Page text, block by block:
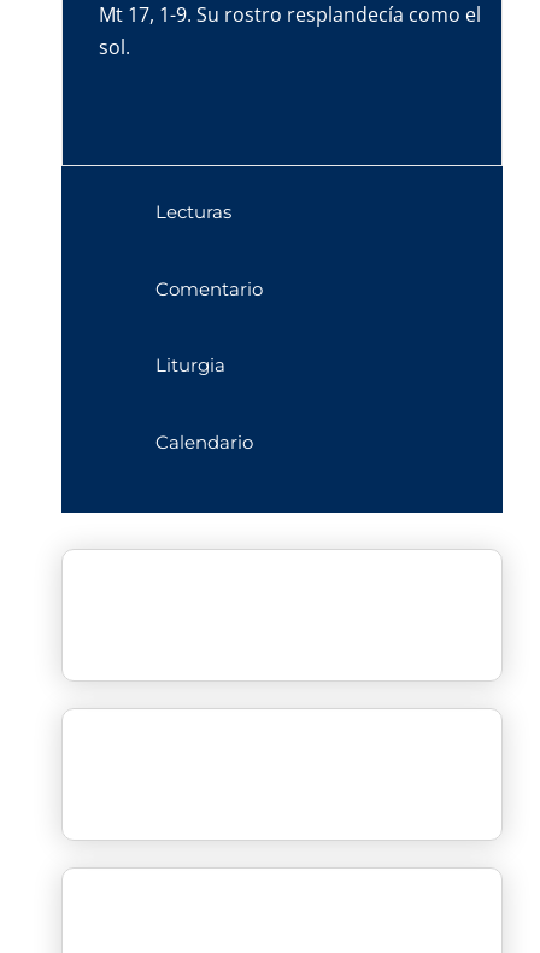
Mt 17, 1-9. Su rostro resplandecía como el
sol.
Lecturas
Comentario
Liturgia
Calendario